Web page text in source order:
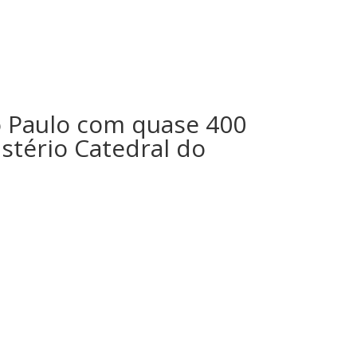
com quase 400
Catedral do